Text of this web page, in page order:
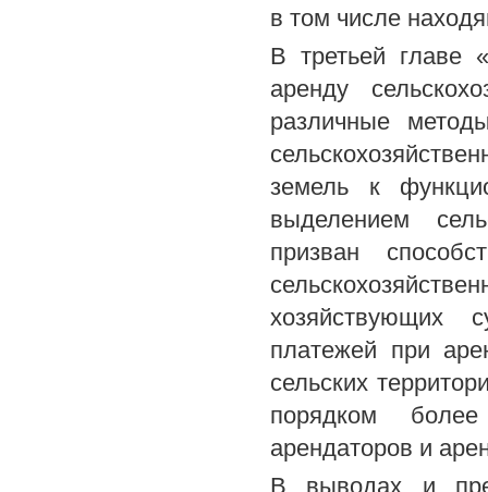
в том числе
В третьей главе
аренду
различные
земель к
выделением
призван
хозяйствующих
платежей при
сельских
порядком
арендаторов и
В выводах и